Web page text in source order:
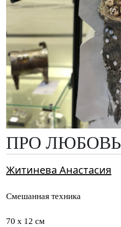
ПРО ЛЮБОВЬ
Житинева Анастасия
Смешанная техника
70 x 12 см